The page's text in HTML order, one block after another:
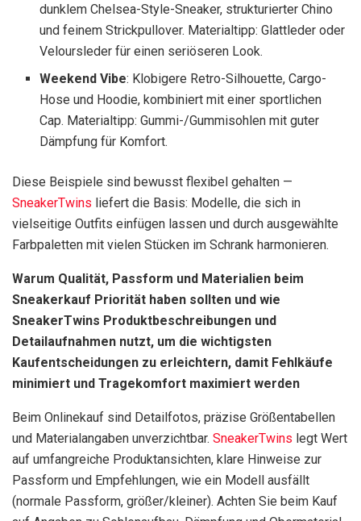
dunklem Chelsea-Style-Sneaker, strukturierter Chino
und feinem Strickpullover. Materialtipp: Glattleder oder
Veloursleder für einen seriöseren Look.
Weekend Vibe: Klobigere Retro-Silhouette, Cargo-
Hose und Hoodie, kombiniert mit einer sportlichen
Cap. Materialtipp: Gummi-/Gummisohlen mit guter
Dämpfung für Komfort.
Diese Beispiele sind bewusst flexibel gehalten —
SneakerTwins liefert die Basis: Modelle, die sich in
vielseitige Outfits einfügen lassen und durch ausgewählte
Farbpaletten mit vielen Stücken im Schrank harmonieren.
Warum Qualität, Passform und Materialien beim
Sneakerkauf Priorität haben sollten und wie
SneakerTwins Produktbeschreibungen und
Detailaufnahmen nutzt, um die wichtigsten
Kaufentscheidungen zu erleichtern, damit Fehlkäufe
minimiert und Tragekomfort maximiert werden
Beim Onlinekauf sind Detailfotos, präzise Größentabellen
und Materialangaben unverzichtbar. SneakerTwins legt Wert
auf umfangreiche Produktansichten, klare Hinweise zur
Passform und Empfehlungen, wie ein Modell ausfällt
(normale Passform, größer/kleiner). Achten Sie beim Kauf